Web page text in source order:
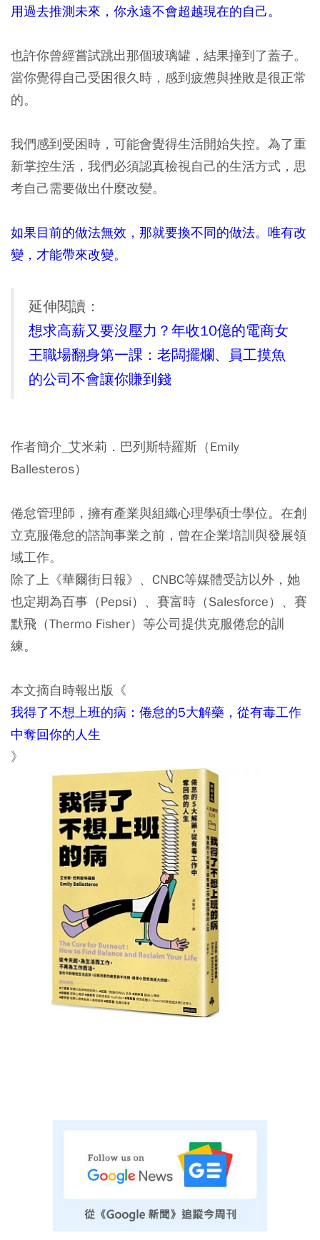
用過去推測未來，你永遠不會超越現在的自己。
也許你曾經嘗試跳出那個玻璃罐，結果撞到了蓋子。
當你覺得自己受困很久時，感到疲憊與挫敗是很正常
的。
我們感到受困時，可能會覺得生活開始失控。 為了重
新掌控生活，我們必須認真檢視自己的生活方式，思
考自己需要做出什麼改變。
如果目前的做法無效，那就要換不同的做法。唯有改
變，才能帶來改變。
延伸閱讀：
想求高薪又要沒壓力？年收10億的電商女
王職場翻身第一課：老闆擺爛、員工摸魚
的公司不會讓你賺到錢
作者簡介_艾米莉．巴列斯特羅斯（Emily
Ballesteros）
倦怠管理師，擁有產業與組織心理學碩士學位。在創
立克服倦怠的諮詢事業之前，曾在企業培訓與發展領
域工作。
除了上《華爾街日報》、CNBC等媒體受訪以外，她
也定期為百事（Pepsi）、賽富時（Salesforce）、賽
默飛（Thermo Fisher）等公司提供克服倦怠的訓
練。
本文摘自時報出版《
我得了不想上班的病：倦怠的5大解藥，從有毒工作
中奪回你的人生
》